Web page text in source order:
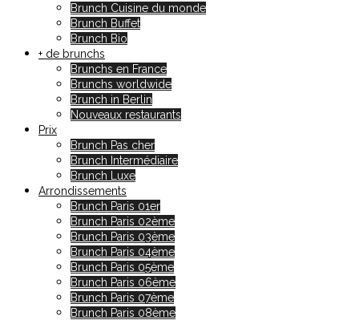
Brunch Cuisine du monde
Brunch Buffet
Brunch Bio
+ de brunchs
Brunchs en France
Brunchs worldwide
Brunch in Berlin
Nouveaux restaurants
Prix
Brunch Pas cher
Brunch Intermédiaire
Brunch Luxe
Arrondissements
Brunch Paris 01er
Brunch Paris 02ème
Brunch Paris 03ème
Brunch Paris 04ème
Brunch Paris 05ème
Brunch Paris 06ème
Brunch Paris 07ème
Brunch Paris 08ème